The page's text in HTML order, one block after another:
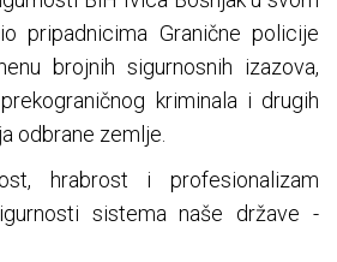
pripadnicima Granične policije
brojnih sigurnosnih izazova,
kriminala i drugih
odbrane zemlje.
hrabrost i profesionalizam
sistema naše države -